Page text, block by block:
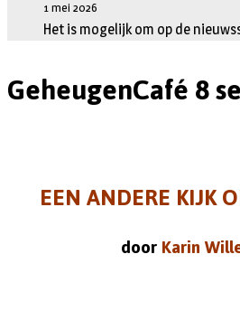
1 mei 2026
Het is mogelijk om op de
GeheugenCafé 8
EEN ANDERE KIJK
doorKarin